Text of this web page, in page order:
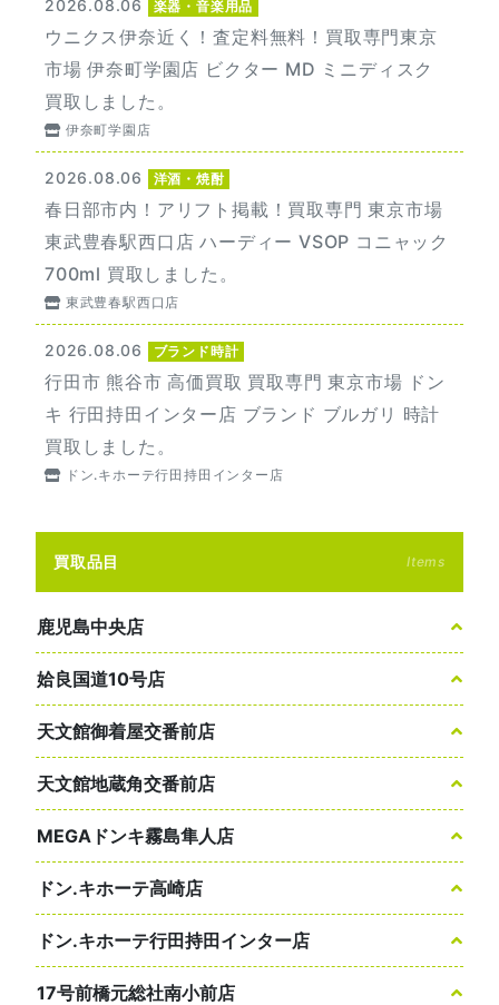
2026.08.06 楽器・音楽用品
ウニクス伊奈近く！査定料無料！買取専門東京
市場 伊奈町学園店 ビクター MD ミニディスク
買取しました。
伊奈町学園店
2026.08.06 洋酒・焼酎
春日部市内！アリフト掲載！買取専門 東京市場
東武豊春駅西口店 ハーディー VSOP コニャック
700ml 買取しました。
東武豊春駅西口店
2026.08.06 ブランド時計
行田市 熊谷市 高価買取 買取専門 東京市場 ドン
キ 行田持田インター店 ブランド ブルガリ 時計
買取しました。
ドン.キホーテ行田持田インター店
買取品目 Items
鹿児島中央店
姶良国道10号店
天文館御着屋交番前店
天文館地蔵角交番前店
MEGAドンキ霧島隼人店
ドン.キホーテ高崎店
ドン.キホーテ行田持田インター店
17号前橋元総社南小前店